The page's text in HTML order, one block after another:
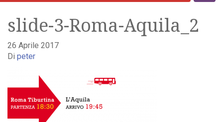
slide-3-Roma-Aquila_2
26 Aprile 2017
Di peter